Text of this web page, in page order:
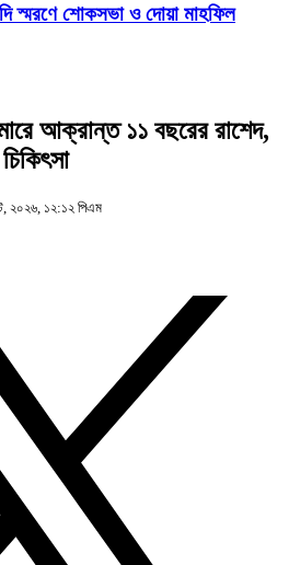
স্মরণে শোকসভা ও দোয়া মাহফিল
আক্রান্ত ১১ বছরের রাশেদ,
২০২৬, ১২:১২ পিএম